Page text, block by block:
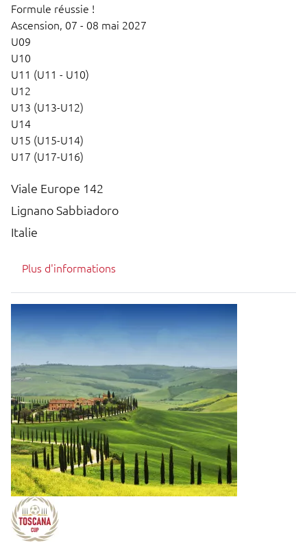
Formule réussie !
Ascension, 07 - 08 mai 2027
U09
U10
U11 (U11 - U10)
U12
U13 (U13-U12)
U14
U15 (U15-U14)
U17 (U17-U16)
Viale Europe 142
Lignano Sabbiadoro
Italie
Plus d'informations